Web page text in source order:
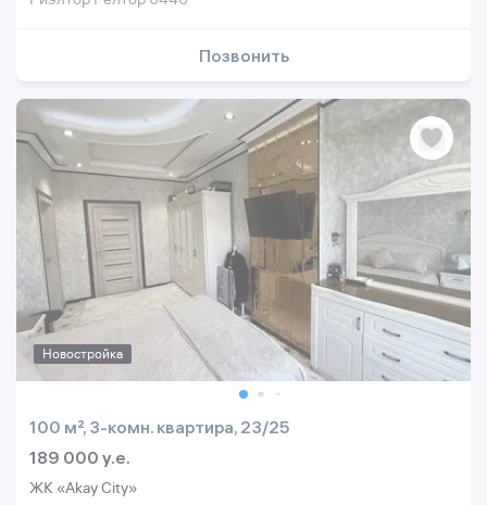
Позвонить
Новостройка
100 м², 3-комн. квартира, 23/25
189 000 y.e.
ЖК «Akay City»